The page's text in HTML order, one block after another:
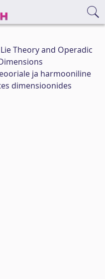
Theory and Operadic
ja harmooniline
dimensioonides